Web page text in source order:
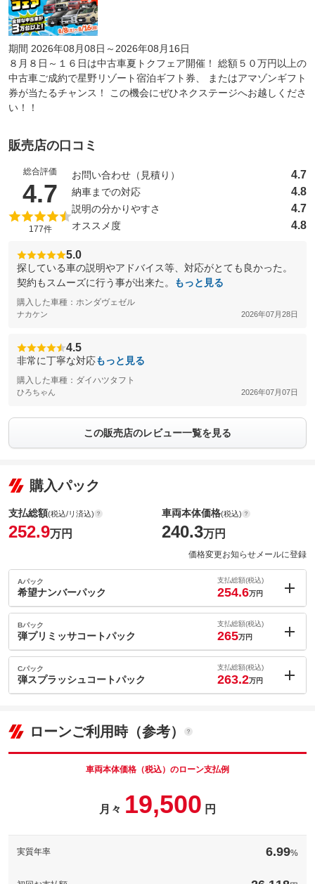
期間 2026年08月08日～2026年08月16日
８月８日～１６日は中古車夏トクフェア開催！ 総額５０万円以上の
中古車ご成約で星野リゾート宿泊ギフト券、 またはアマゾンギフト
券が当たるチャンス！ この機会にぜひネクステージへお越しくださ
い！！
販売店の口コミ
総合評価
4.7 （5点満点中）
177件
お問い合わせ（見積り） 4.7
納車までの対応 4.8
説明の分かりやすさ 4.7
オススメ度 4.8
5.0
探している車の説明やアドバイス等、対応がとても良かった。
契約もスムーズに行う事が出来た。
もっと見る
購入した車種：ホンダヴェゼル
ナカケン 2026年07月28日
4.5
非常に丁寧な対応もっと見る
購入した車種：ダイハツタフト
ひろちゃん 2026年07月07日
この販売店のレビュー一覧を見る
購入パック
支払総額(税込/リ済込)
252.9万円
車両本体価格(税込)
240.3万円
価格変更お知らせメールに登録
Aパック
希望ナンバーパック
支払総額(税込)
254.6万円
内：オプシ
ョン価格
(税込)
車両本体価
240.3万円
このパックの見積もり依頼（無料）
Bパック
弾プリミッサコートパック
支払総額(税込)
265万円
内：オプシ
ョン価格
(税込)
車両本体価
パック内容
Cパック
弾スプラッシュコートパック
支払総額(税込)
263.2万円
車両本体価
240.3
ローンご利用時（参考）
車両本体価格（税込）のローン支払例
月々 19,500 円
実質年率 6.99%